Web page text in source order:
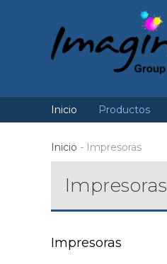
Inicio Productos
Inicio - Impresoras
Impresoras
Impresoras